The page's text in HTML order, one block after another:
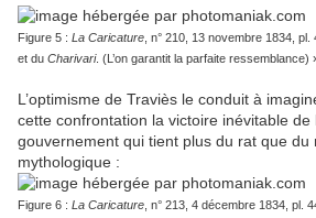
Figure 5 : La Caricature , n° 210, 13 novembre 1834,
et du Charivari. (L’on garantit la parfaite ressemblance)
L’optimisme de Traviès le conduit à
cette confrontation la victoire inévitable de
gouvernement qui tient plus du rat que du
mythologique :
Figure 6 : La Caricature , n° 213, 4 décembre 1834, pl.